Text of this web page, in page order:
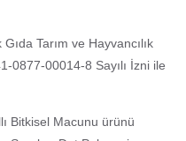
Tarım ve Hayvancılık
0877-00014-8 Sayılı İzni ile
Bitkisel Macunu ürünü